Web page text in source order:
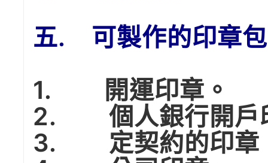
五. 可製作的印章
1. 開運印章。
2. 個人銀行開戶
3. 定契約的印章